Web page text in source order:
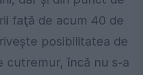
faţă de acum 40 de
posibilitatea de
cutremur, încă nu s-a